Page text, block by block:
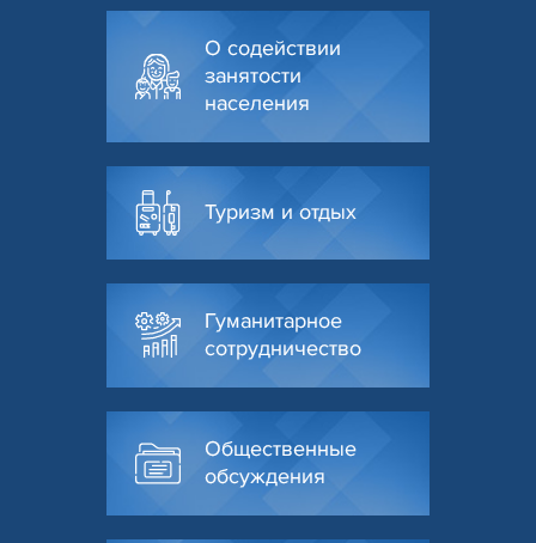
О содействии
занятости
населения
Туризм и отдых
Гуманитарное
сотрудничество
Общественные
обсуждения